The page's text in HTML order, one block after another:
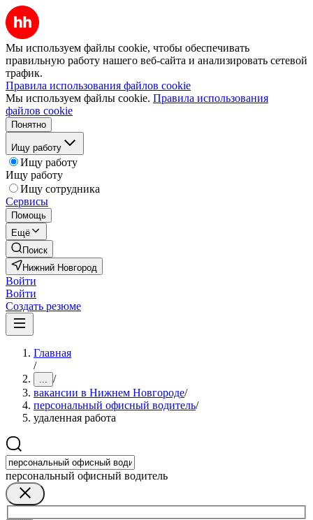
Мы используем файлы cookie, чтобы обеспечивать
правильную работу нашего веб-сайта и анализировать сетевой
трафик.
Правила использования файлов cookie
Мы используем файлы cookie. Правила использования
файлов cookie
Понятно
Ищу работу
Ищу работу
Ищу работу
Ищу сотрудника
Сервисы
Помощь
Ещё
Поиск
Нижний Новгород
Войти
Войти
Создать резюме
Главная
/
... /
вакансии в Нижнем Новгороде/
персональный офисный водитель/
удаленная работа
персональный офисный водитель